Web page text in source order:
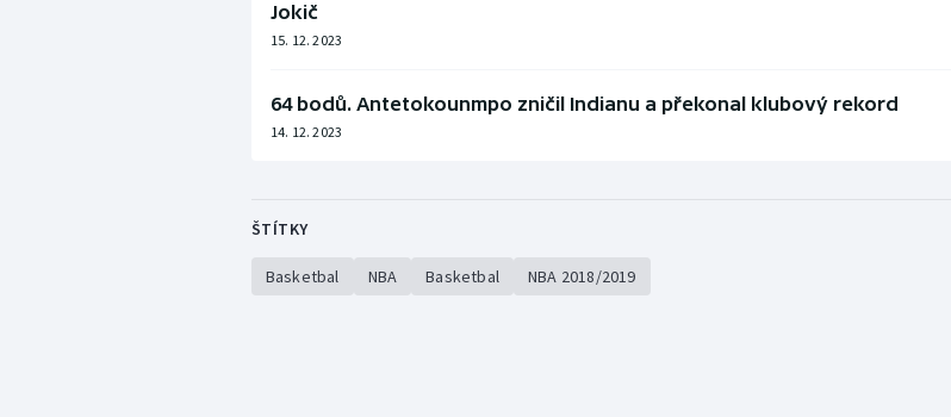
Jokič
15. 12. 2023
64 bodů. Antetokounmpo zničil Indianu a překonal klubový rekord
14. 12. 2023
ŠTÍTKY
Basketbal NBA Basketbal NBA 2018/2019